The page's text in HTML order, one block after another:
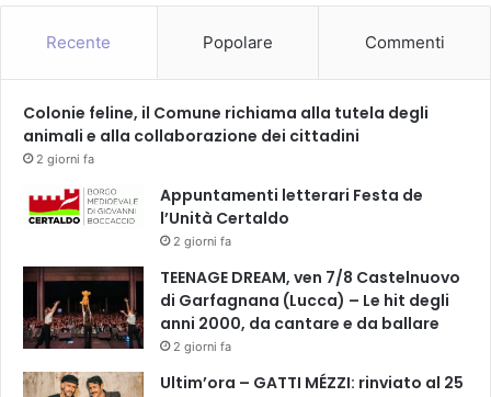
e
Recente Popolare Commenti
Colonie feline, il Comune richiama alla tutela degli
animali e alla collaborazione dei cittadini
2 giorni fa
Appuntamenti letterari Festa de
l’Unità Certaldo
2 giorni fa
TEENAGE DREAM, ven 7/8 Castelnuovo
di Garfagnana (Lucca) – Le hit degli
anni 2000, da cantare e da ballare
2 giorni fa
Ultim’ora – GATTI MÉZZI: rinviato al 25